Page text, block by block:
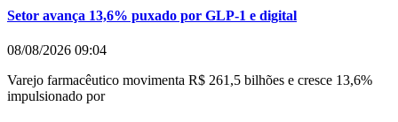
Setor avança 13,6% puxado por GLP-1 e digital
08/08/2026 09:04
Varejo farmacêutico movimenta R$ 261,5 bilhões e cresce 13,6%
impulsionado por